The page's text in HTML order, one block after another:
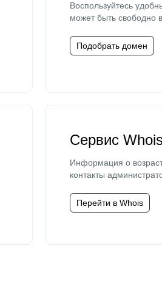
Воспользуйтесь
может быть свободно
Подобрать домен
Сервис
Информация о
контакты
Перейти в Whois